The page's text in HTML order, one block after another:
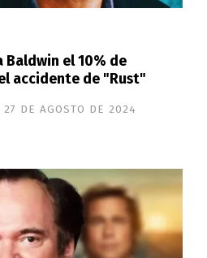
el 10% de
accidente de "Rust"
27 DE AGOSTO DE 2024